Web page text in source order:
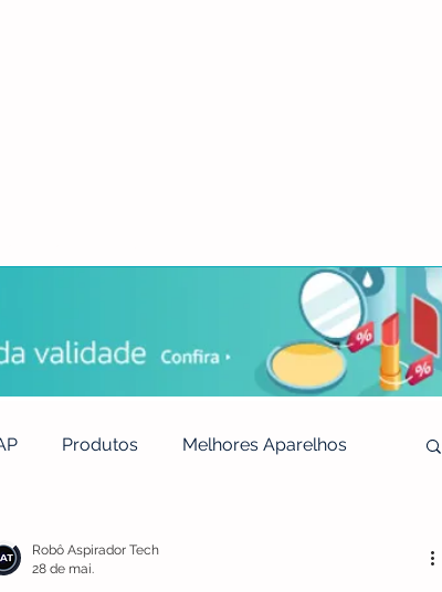
Produtos Melhores Aparelhos
Robô Aspirador Tech
28 de mai.